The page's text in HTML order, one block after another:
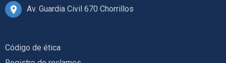
Av. Guardia Civil 670 Chorrillos
Código de ética